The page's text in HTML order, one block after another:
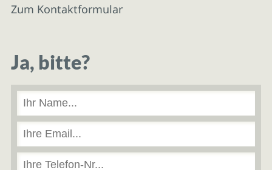
Zum Kontaktformular
Ja, bitte?